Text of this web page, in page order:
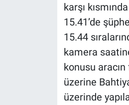
karşı
15.41’de
15.44
kamera
konusu
üzerine
üzerinde